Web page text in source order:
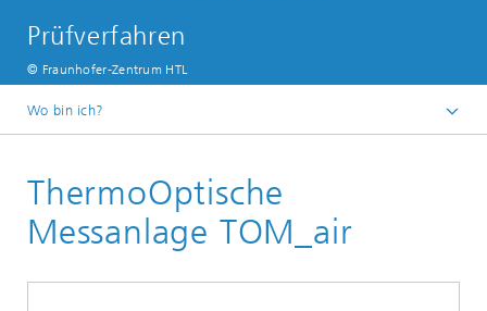
Prüfverfahren
© Fraunhofer-Zentrum HTL
Wo bin ich?
Forschungsschwerpunkte
Prüfverfahren
ThermoOptische Messverfahren (TOM)
ThermoOptische
Messanlage TOM_air